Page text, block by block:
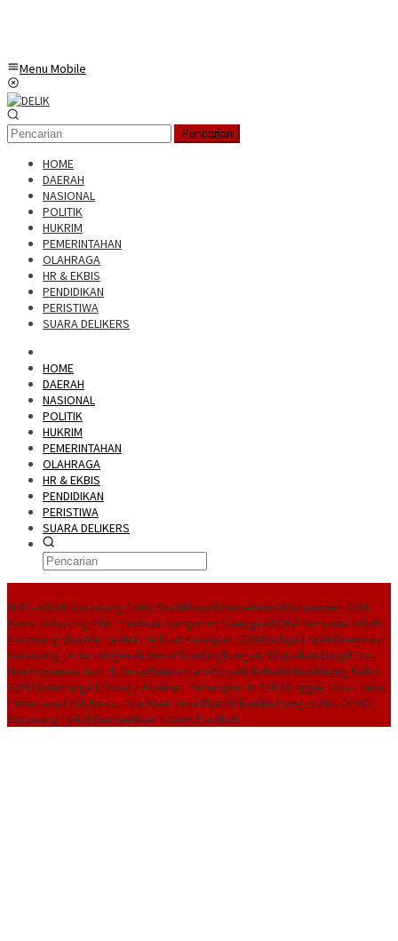
Menu Mobile
Pencarian
HOME
DAERAH
NASIONAL
POLITIK
HUKRIM
PEMERINTAHAN
OLAHRAGA
HR & EKBIS
PENDIDIKAN
PERISTIWA
SUARA DELIKERS
HOME
DAERAH
NASIONAL
POLITIK
HUKRIM
PEMERINTAHAN
OLAHRAGA
HR & EKBIS
PENDIDIKAN
PERISTIWA
SUARA DELIKERS
NHRI–KADIN Karawang Gelar Sertifikasi Kompetensi Manajemen SDM,
Asesi Didorong Raih Predikat Kompeten Sinergi ASOKA Bersama KADIN
Karawang dan Metra-Net Perkuat Kesiapan SDM Hadapi Era AI Demokrat
Karawang Terus Bergerak Bersihkan Lingkungan, Wujudkan Langit Biru
dan Indonesia Asri di Desa Kutapohaci Proyek Rehabilitasi Ruang Kelas
SDN Ciptamarga II Diduga Abaikan Penerapan APD K3 Enggak Bisa Lunasi
Pekerjaan Fisik Desa, Dua Aset Desa Dijaminkan ke Pengusaha, DPMD
Karawang Bakal Berhentikan Kades Parakan